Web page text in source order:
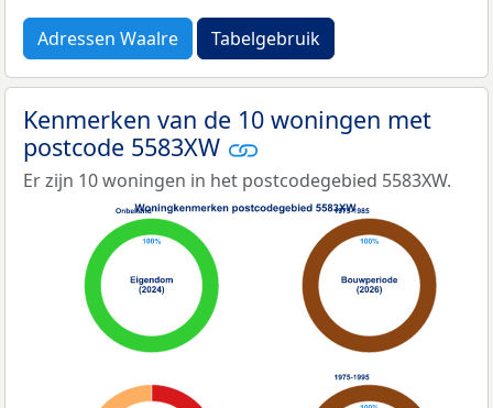
Adressen Waalre Tabelgebruik
Kenmerken van de 10 woningen met
postcode 5583XW
Er zijn 10 woningen in het postcodegebied 5583XW.